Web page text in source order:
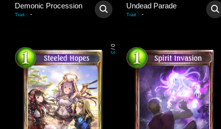
Demonic Procession
Trait : -
Undead Parade
Trait : -
0
/
3